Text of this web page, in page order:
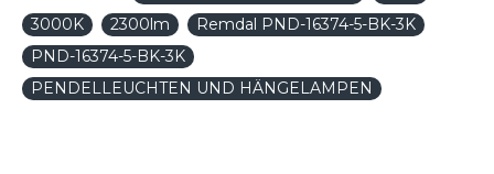
3000K
2300lm
Remdal PND-16374-5-BK-3K
PND-16374-5-BK-3K
PENDELLEUCHTEN UND HÄNGELAMPEN